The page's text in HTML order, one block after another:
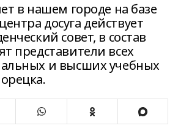
в нашем городе на базе
досуга действует
совет, в состав
представители всех
и высших учебных